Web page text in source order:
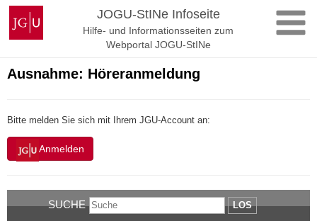
Zum
Inhalt
springen
Johannes
Gutenberg-
Universität
JOGU-StINe Infoseite
Hilfe- und Informationsseiten zum
Webportal JOGU-StINe
Ausnahme: Höreranmeldung
Bitte melden Sie sich mit Ihrem JGU-Account an:
Anmelden
SUCHE LOS